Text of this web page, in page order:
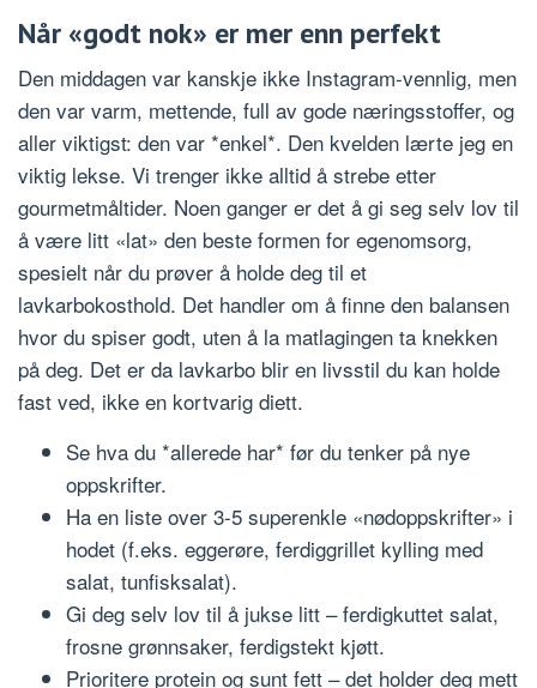
Når «godt nok» er mer enn perfekt
Den middagen var kanskje ikke Instagram-vennlig, men
den var varm, mettende, full av gode næringsstoffer, og
aller viktigst: den var *enkel*. Den kvelden lærte jeg en
viktig lekse. Vi trenger ikke alltid å strebe etter
gourmetmåltider. Noen ganger er det å gi seg selv lov til
å være litt «lat» den beste formen for egenomsorg,
spesielt når du prøver å holde deg til et
lavkarbokosthold. Det handler om å finne den balansen
hvor du spiser godt, uten å la matlagingen ta knekken
på deg. Det er da lavkarbo blir en livsstil du kan holde
fast ved, ikke en kortvarig diett.
Se hva du *allerede har* før du tenker på nye
oppskrifter.
Ha en liste over 3-5 superenkle «nødoppskrifter» i
hodet (f.eks. eggerøre, ferdiggrillet kylling med
salat, tunfisksalat).
Gi deg selv lov til å jukse litt – ferdigkuttet salat,
frosne grønnsaker, ferdigstekt kjøtt.
Prioritere protein og sunt fett – det holder deg mett